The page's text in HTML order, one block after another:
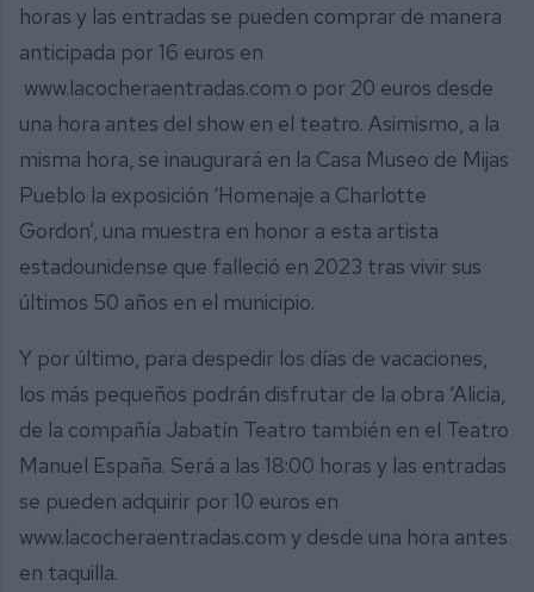
horas y las entradas se pueden comprar de manera
anticipada por 16 euros en
www.lacocheraentradas.com o por 20 euros desde
una hora antes del show en el teatro. Asimismo, a la
misma hora, se inaugurará en la Casa Museo de Mijas
Pueblo la exposición ‘Homenaje a Charlotte
Gordon’, una muestra en honor a esta artista
estadounidense que falleció en 2023 tras vivir sus
últimos 50 años en el municipio.
Y por último, para despedir los días de vacaciones,
los más pequeños podrán disfrutar de la obra ‘Alicia,
de la compañía Jabatín Teatro también en el Teatro
Manuel España. Será a las 18:00 horas y las entradas
se pueden adquirir por 10 euros en
www.lacocheraentradas.com y desde una hora antes
en taquilla.